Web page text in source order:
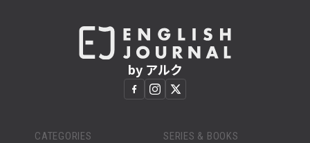
by アルク
CATEGORIES SERIES & BOOKS